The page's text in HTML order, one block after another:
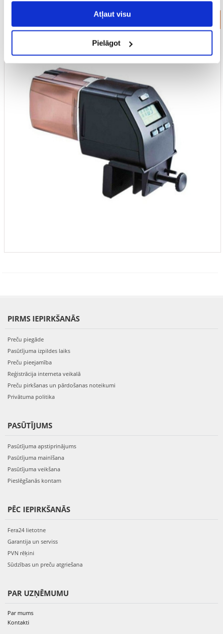
Atļaut visu
Pielāgot
Automātiskā barošanas iekārta
PIRMS IEPIRKŠANĀS
Preču piegāde
Pasūtījuma izpildes laiks
Preču pieejamība
Reģistrācija interneta veikalā
Preču pirkšanas un pārdošanas noteikumi
Privātuma politika
PASŪTĪJUMS
Pasūtījuma apstiprinājums
Pasūtījuma mainīšana
Pasūtījuma veikšana
Pieslēgšanās kontam
PĒC IEPIRKŠANĀS
Fera24 lietotne
Garantija un serviss
PVN rēķini
Sūdzības un preču atgriešana
PAR UZŅĒMUMU
Par mums
Kontakti